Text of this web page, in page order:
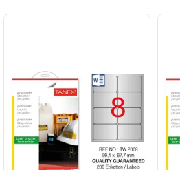
900 TL Üzeri Kargo Ücretsiz